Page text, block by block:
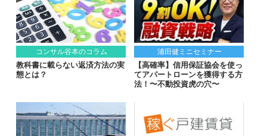
コンサル谷本のコラム
教科書に載らない返済方法の実
態とは？
浦田健ミニセミナー
【高確率】信用保証協会を使っ
てアパートローンを獲得する方
法！〜不動投資虎の穴〜